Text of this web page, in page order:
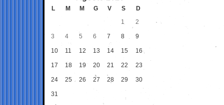
L M M G V S
D
1
2
3 4 5 6 7 8 9
10 11 12 13 14 15 16
17 18 19 20 21 22 23
24 25 26 27 28 29 30
31